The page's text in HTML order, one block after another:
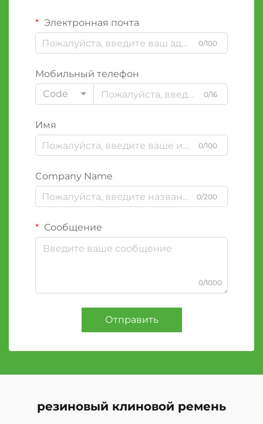
Электронная почта
0/100
Мобильный телефон
Code
0/16
Имя
0/100
Company Name
0/200
Сообщение
0/1000
Отправить
резиновый клиновой ремень